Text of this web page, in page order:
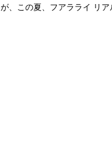
が、この夏、フアラライ リア